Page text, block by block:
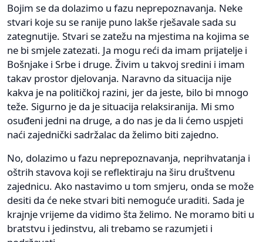
Bojim se da dolazimo u fazu neprepoznavanja. Neke
stvari koje su se ranije puno lakše rješavale sada su
zategnutije. Stvari se zatežu na mjestima na kojima se
ne bi smjele zatezati. Ja mogu reći da imam prijatelje i
Bošnjake i Srbe i druge. Živim u takvoj sredini i imam
takav prostor djelovanja. Naravno da situacija nije
kakva je na političkoj razini, jer da jeste, bilo bi mnogo
teže. Sigurno je da je situacija relaksiranija. Mi smo
osuđeni jedni na druge, a do nas je da li ćemo uspjeti
naći zajednički sadržalac da želimo biti zajedno.
No, dolazimo u fazu neprepoznavanja, neprihvatanja i
oštrih stavova koji se reflektiraju na širu društvenu
zajednicu. Ako nastavimo u tom smjeru, onda se može
desiti da će neke stvari biti nemoguće uraditi. Sada je
krajnje vrijeme da vidimo šta želimo. Ne moramo biti u
bratstvu i jedinstvu, ali trebamo se razumjeti i